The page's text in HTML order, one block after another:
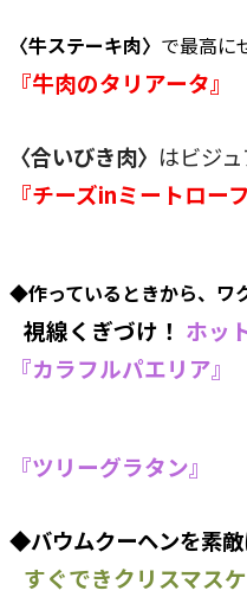
〈牛ステーキ肉〉 で最高に
『牛肉のタリアータ』
〈合いびき肉〉 はビジ
『チーズinミートローフ
◆作っているときから、ワ
視線くぎづけ！ ホッ
『カラフルパエリア』
『ツリーグラタン』
◆バウムクーヘンを素
すぐできクリスマス